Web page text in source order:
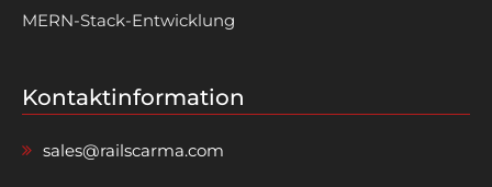
MERN-Stack-Entwicklung
Kontaktinformation
sales@railscarma.com